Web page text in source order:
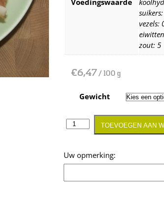
Voedingswaarde
vezels:
zout: 5
€6,47/ 100 g
Gewicht
Opmerking
TOEVOEGEN AAN